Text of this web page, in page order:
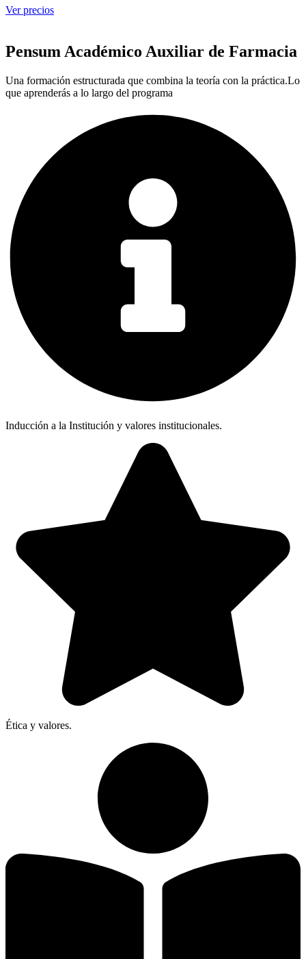
Ver precios
Pensum Académico Auxiliar de Farmacia
Una formación estructurada que combina la teoría con la práctica.Lo
que aprenderás a lo largo del programa
Inducción a la Institución y valores institucionales.
Ética y valores.